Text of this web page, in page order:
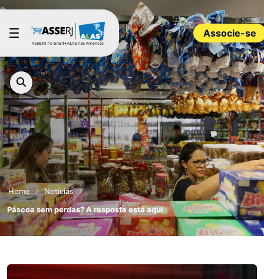
Pular para o Conteúdo principal
Associe-se
Home
Notícias
Páscoa sem perdas? A resposta está aqui